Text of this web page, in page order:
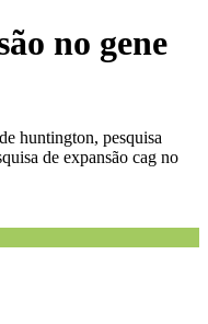
no gene
huntington, pesquisa
de expansão cag no